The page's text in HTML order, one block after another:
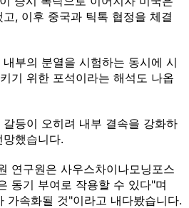
, 이후 중국과 틱톡 협정을 체결
부의 분열을 시험하는 동시에 시
기 위한 포석이라는 해석도 나옵
등이 오히려 내부 결속을 강화하
했습니다.
연구원은 사우스차이나모닝포스
동기 부여로 작용할 수 있다"며
가속화될 것"이라고 내다봤습니다.